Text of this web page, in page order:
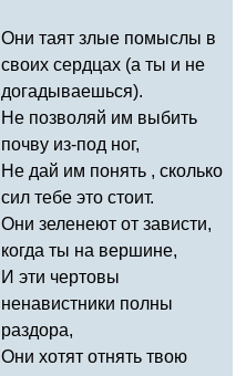
Они таят злые помыслы в
своих сердцах (а ты и не
догадываешься).
Не позволяй им выбить
почву из-под ног,
Не дай им понять , сколько
сил тебе это стоит.
Они зеленеют от зависти,
когда ты на вершине,
И эти чертовы
ненавистники полны
раздора,
Они хотят отнять твою